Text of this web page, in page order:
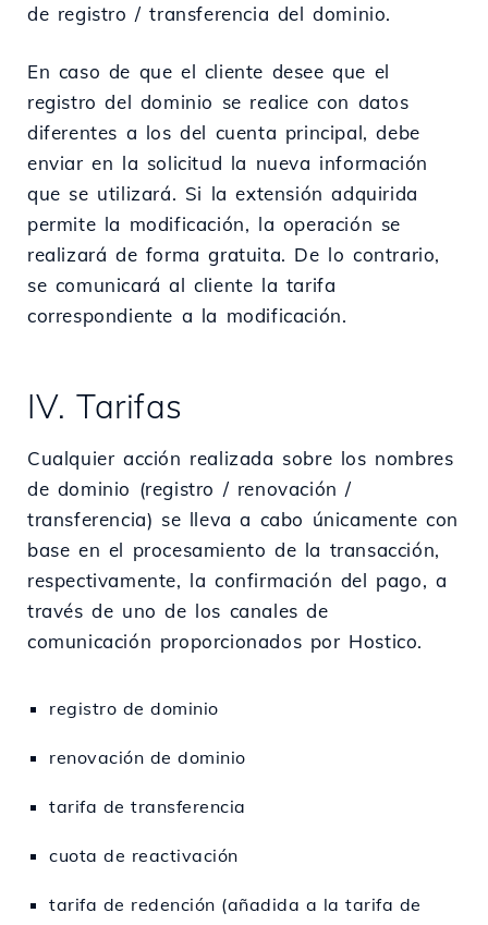
de registro / transferencia del dominio.
En caso de que el cliente desee que el
registro del dominio se realice con datos
diferentes a los del cuenta principal, debe
enviar en la solicitud la nueva información
que se utilizará. Si la extensión adquirida
permite la modificación, la operación se
realizará de forma gratuita. De lo contrario,
se comunicará al cliente la tarifa
correspondiente a la modificación.
IV. Tarifas
Cualquier acción realizada sobre los nombres
de dominio (registro / renovación /
transferencia) se lleva a cabo únicamente con
base en el procesamiento de la transacción,
respectivamente, la confirmación del pago, a
través de uno de los canales de
comunicación proporcionados por Hostico.
registro de dominio
renovación de dominio
tarifa de transferencia
cuota de reactivación
tarifa de redención (añadida a la tarifa de